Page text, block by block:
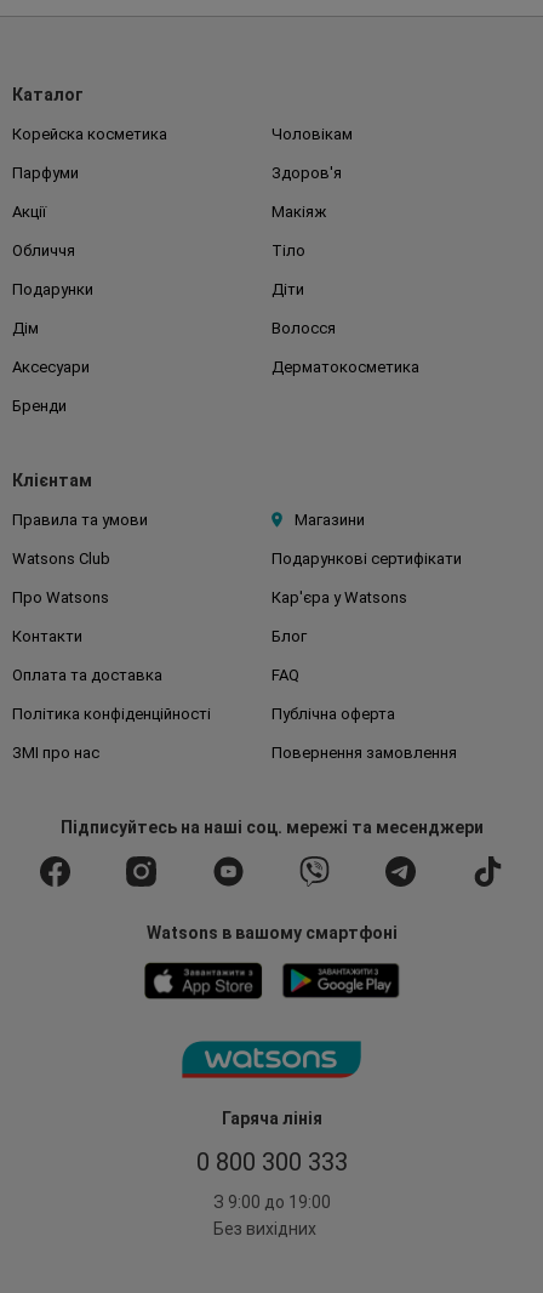
Гаряча лінія
0 800 300 333
З 9:00 до 19:00
Без вихідних
Каталог
Корейска косметика Чоловікам
Парфуми Здоров'я
Акції Макіяж
Обличчя Тіло
Подарунки Діти
Дім Волосся
Аксесуари Дерматокосметика
Бренди
Клієнтам
Правила та умови Магазини
Watsons Club Подарункові сертифікати
Про Watsons Кар'єра у Watsons
Контакти Блог
Оплата та доставка FAQ
Політика конфіденційності Публічна оферта
ЗМІ про нас Повернення замовлення
Підписуйтесьна наші соц. мережі та месенджери
Watsons в вашому смартфоні